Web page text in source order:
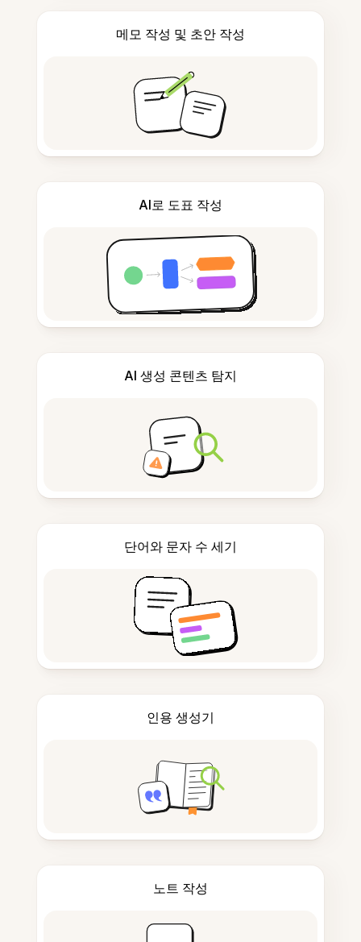
메모 작성 및 초안 작성
AI로 도표 작성
AI 생성 콘텐츠 탐지
단어와 문자 수 세기
인용 생성기
노트 작성